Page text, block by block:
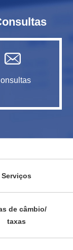
Serviços
de câmbio/
taxas